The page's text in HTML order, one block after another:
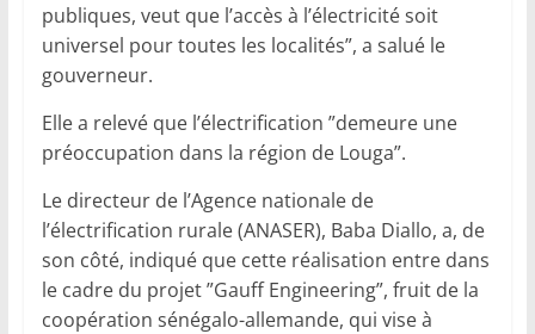
publiques, veut que l’accès à l’électricité soit
universel pour toutes les localités”, a salué le
gouverneur.
Elle a relevé que l’électrification ”demeure une
préoccupation dans la région de Louga”.
Le directeur de l’Agence nationale de
l’électrification rurale (ANASER), Baba Diallo, a, de
son côté, indiqué que cette réalisation entre dans
le cadre du projet ”Gauff Engineering”, fruit de la
coopération sénégalo-allemande, qui vise à